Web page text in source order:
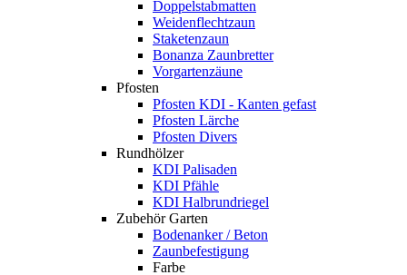
Doppelstabmatten
Weidenflechtzaun
Staketenzaun
Bonanza Zaunbretter
Vorgartenzäune
Pfosten
Pfosten KDI - Kanten gefast
Pfosten Lärche
Pfosten Divers
Rundhölzer
KDI Palisaden
KDI Pfähle
KDI Halbrundriegel
Zubehör Garten
Bodenanker / Beton
Zaunbefestigung
Farbe